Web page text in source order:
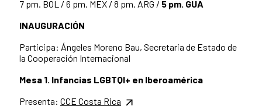
7 pm. BOL / 6 pm. MEX / 8 pm. ARG / 5 pm. GUA
INAUGURACIÓN
Participa: Ángeles Moreno Bau, Secretaria de Estado de
la Cooperación Internacional
Mesa 1. Infancias LGBTQI+ en Iberoamérica
Presenta: CCE Costa Rica